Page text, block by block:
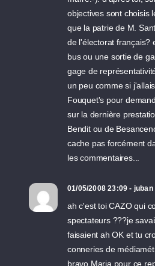
objectives sont choisis
que la patrie de M.
de l'électorat français?
bus ou une sortie de
gage de
un peu comme si
Fouquet's pour
sur la dernière
Bendit ou de
cache pas forcément
les commentaires...
01/05/2008 23:09 - juban
ah c'est toi CAZO qui
spectateurs ???je
faisaient ah OK et tu
conneries de
bravo Maria pour ce